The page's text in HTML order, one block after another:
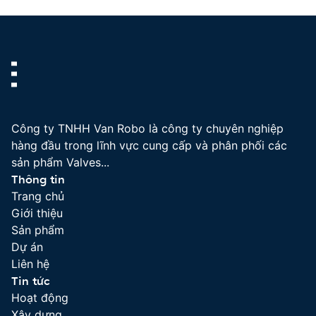
Công ty TNHH Van Robo là công ty chuyên nghiệp
hàng đầu trong lĩnh vực cung cấp và phân phối các
sản phẩm Valves...
Thông tin
Trang chủ
Giới thiệu
Sản phẩm
Dự án
Liên hệ
Tin tức
Hoạt động